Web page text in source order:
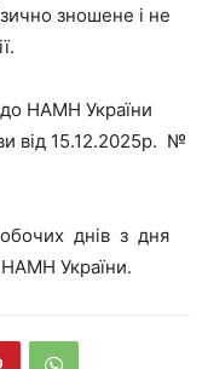
зношене і не
НАМН України
від 15.12.2025р. №
днів з дня
України.